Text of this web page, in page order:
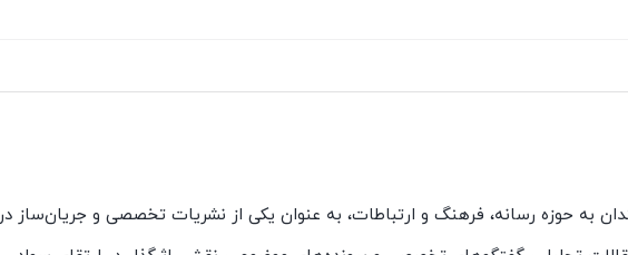
به حوزه رسانه، فرهنگ و ارتباطات، به عنوان یکی از نشریات تخصصی و جریان‌ساز در